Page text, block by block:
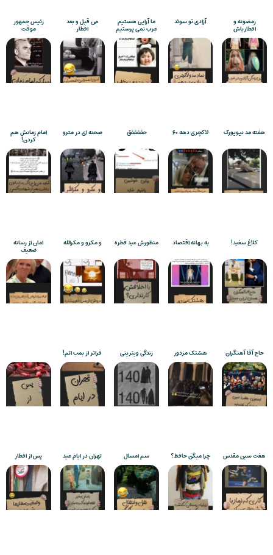
رمضونه و
افطاریاش
آزادی تو سوئد ما آرایی هستیم
عرب نمی پرستیم
من قبل و بعد
افطار
رئیس جمهور
موقت
هفته مد نیویورک لاکچری دهه ۶۰ حققققق صحنه ای در مترو امام زمانش هم
کردن!
کلاغ سفید! به بهانه اقتصاد منظورش عید فطره و مکرو و مکرالله امان از رسانه
ضعیف
حاج آقا آهنگران هشتک مزدور زندگی ویترینی فراتر از بمب اتم!
هفت سین مقدس چرا میگن حافظ؟ سم امسال تهران در ایام عید پس از افطار